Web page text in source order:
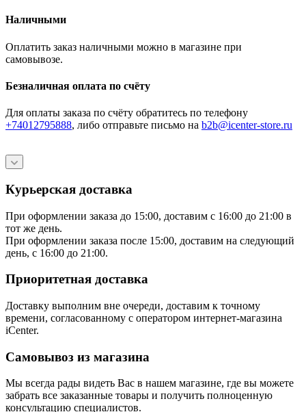
Наличными
Оплатить заказ наличными можно в магазине при
самовывозе.
Безналичная оплата по счёту
Для оплаты заказа по счёту обратитесь по телефону
+74012795888, либо отправьте письмо на b2b@icenter-store.ru
Курьерская доставка
При оформлении заказа до 15:00, доставим с 16:00 до 21:00 в
тот же день.
При оформлении заказа после 15:00, доставим на следующий
день, с 16:00 до 21:00.
Приоритетная доставка
Доставку выполним вне очереди, доставим к точному
времени, согласованному с оператором интернет-магазина
iCenter.
Самовывоз из магазина
Мы всегда рады видеть Вас в нашем магазине, где вы можете
забрать все заказанные товары и получить полноценную
консультацию специалистов.